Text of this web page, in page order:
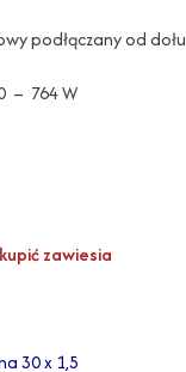
podłączany od dołu
– 764 W
zawiesia
30 x 1,5